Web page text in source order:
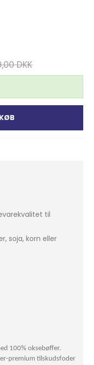
DKK
KØB
til
soja, korn eller
100% oksebøffer.
premium tilskudsfoder